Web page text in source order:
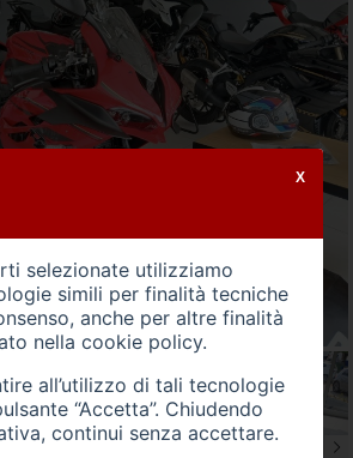
selezionate utilizziamo
simili per finalità tecniche
anche per altre finalità
nella cookie policy.
all’utilizzo di tali tecnologie
“Accetta”. Chiudendo
continui senza accettare.
X